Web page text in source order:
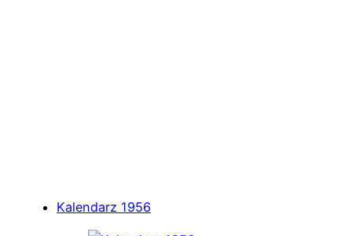
Kalendarz 1956